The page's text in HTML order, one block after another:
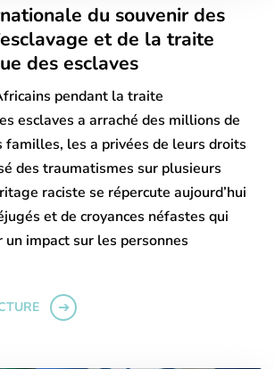
du souvenir des
et de la traite
des esclaves
pendant la traite
esclaves a arraché des millions de
familles, les a privées de leurs droits
des traumatismes sur plusieurs
raciste se répercute aujourd’hui
et de croyances néfastes qui
un impact sur les personnes